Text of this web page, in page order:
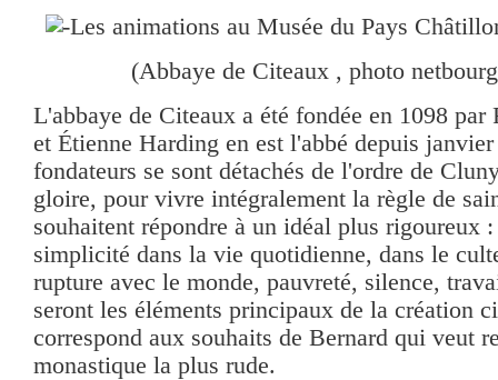
(Abbaye de Citeaux , photo
L'abbaye de Citeaux a été fondée en 1098
et Étienne Harding en est l'abbé depuis
fondateurs se sont détachés de l'ordre de
gloire, pour vivre intégralement la règle de
souhaitent répondre à un idéal plus rigoureux
simplicité dans la vie quotidienne, dans le
rupture avec le monde, pauvreté, silence,
seront les éléments principaux de la création
correspond aux souhaits de Bernard qui veut
monastique la plus rude.